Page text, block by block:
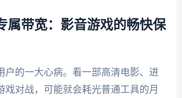
属带宽：影音游戏的畅快保
户的一大心病。看一部高清电影、进
戏对战，可能就会耗光普通工具的月